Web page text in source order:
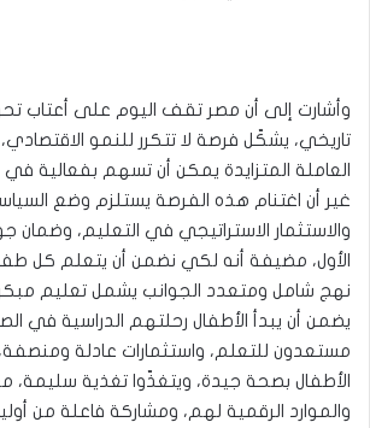
وأشارت إلى أن مصر تقف اليوم على أعتاب
تاريخي، يشكّل فرصة لا تتكرر للنمو
العاملة المتزايدة يمكن أن تسهم بفعالية
غير أن اغتنام هذه الفرصة يستلزم وضع
والاستثمار الاستراتيجي في التعليم، وضمان
الأول، مضيفة أنه لكي نضمن أن يتعلم كل
نهج شامل ومتعدد الجوانب يشمل تعليم
يضمن أن يبدأ الأطفال رحلتهم الدراسية في
مستعدون للتعلم، واستثمارات عادلة
الأطفال بصحة جيدة، ويتغذّوا تغذية سليمة،
والموارد الرقمية لهم، ومشاركة فاعلة من